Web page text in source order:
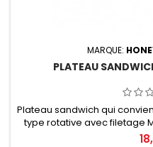
MARQUE:
PLATEAU
Plateau sandwich qui
type rotative avec filetage